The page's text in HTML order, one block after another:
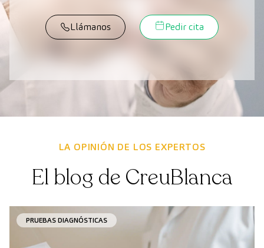
Llámanos Pedir cita
LA OPINIÓN DE LOS EXPERTOS
El blog de CreuBlanca
PRUEBAS DIAGNÓSTICAS